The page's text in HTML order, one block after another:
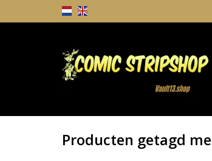
Producten getagd